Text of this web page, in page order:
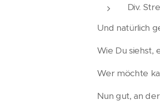
Div.
Und natürlich
Wie Du siehst,
Wer möchte
Nun gut, an